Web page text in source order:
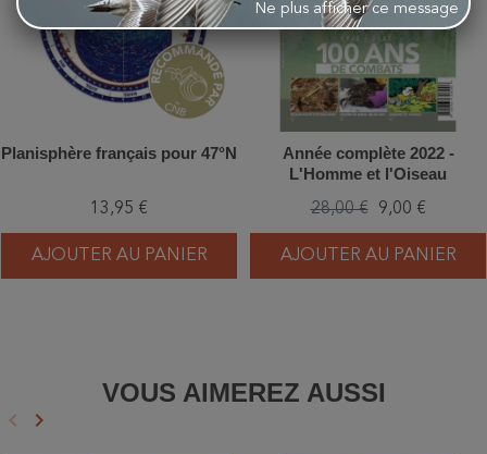
Planisphère français pour 47°N
13,95 €
AJOUTER AU PANIER
Année complète 2022 -
L'Homme et l'Oiseau
28,00 € 9,00 €
AJOUTER AU PANIER
VOUS AIMEREZ AUSSI
Précédent
keyboard_arrow_left Suivant
keyboard_arrow_right
Ne plus afficher ce message